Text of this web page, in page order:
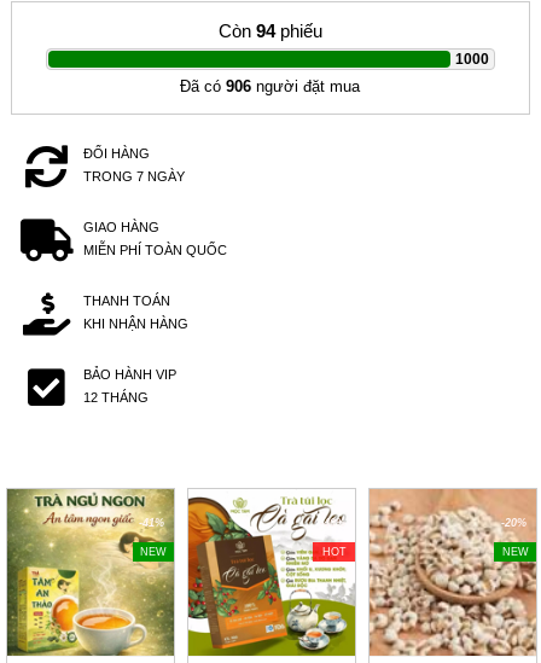
Còn 94phiếu
1000
|
Đã có906 người đặt mua
ĐỔI HÀNG
TRONG 7 NGÀY
GIAO HÀNG
MIỄN PHÍ TOÀN QUỐC
THANH TOÁN
KHI NHẬN HÀNG
BẢO HÀNH VIP
12 THÁNG
-41%
NEW
-40%
HOT
-20%
NEW